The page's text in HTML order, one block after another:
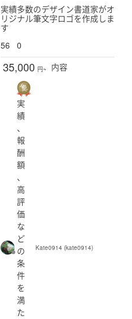
実績多数のデザイン書道家がオ
リジナル筆文字ロゴを作成しま
す
56
0
35,000 円~ 内容
実
績
、
報
酬
額
、
高
評
価
な
ど
の
条
件
を
満
た
Kate0914 (kate0914)